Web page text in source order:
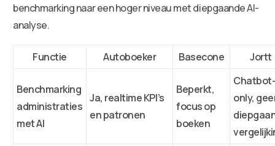
benchmarking naar een hoger niveau met diepgaande AI-
analyse.
Functie Autoboeker Basecone Jortt
Benchmarking
administraties
met AI
Ja, realtime KPI’s
en patronen
Beperkt,
focus op
boeken
only,